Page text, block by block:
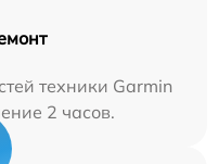
техники Garmin
2 часов.